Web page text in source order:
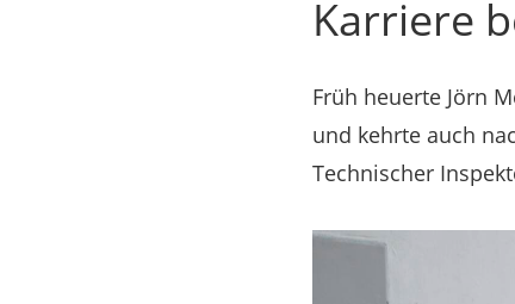
Karriere
Früh heuerte Jörn
und kehrte auch
Technischer